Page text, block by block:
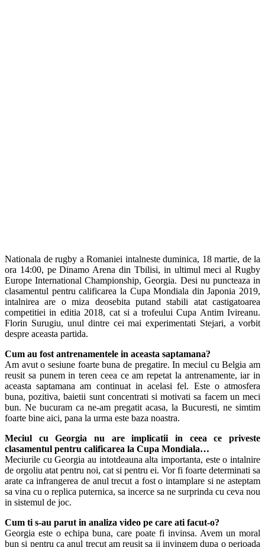
Nationala de rugby a Romaniei intalneste duminica, 18 martie, de la
ora 14:00, pe Dinamo Arena din Tbilisi, in ultimul meci al Rugby
Europe International Championship, Georgia. Desi nu puncteaza in
clasamentul pentru calificarea la Cupa Mondiala din Japonia 2019,
intalnirea are o miza deosebita putand stabili atat castigatoarea
competitiei in editia 2018, cat si a trofeului Cupa Antim Ivireanu.
Florin Surugiu, unul dintre cei mai experimentati Stejari, a vorbit
despre aceasta partida.
Cum au fost antrenamentele in aceasta saptamana?
Am avut o sesiune foarte buna de pregatire. In meciul cu Belgia am
reusit sa punem in teren ceea ce am repetat la antrenamente, iar in
aceasta saptamana am continuat in acelasi fel. Este o atmosfera
buna, pozitiva, baietii sunt concentrati si motivati sa facem un meci
bun. Ne bucuram ca ne-am pregatit acasa, la Bucuresti, ne simtim
foarte bine aici, pana la urma este baza noastra.
Meciul cu Georgia nu are implicatii in ceea ce priveste
clasamentul pentru calificarea la Cupa Mondiala…
Meciurile cu Georgia au intotdeauna alta importanta, este o intalnire
de orgoliu atat pentru noi, cat si pentru ei. Vor fi foarte determinati sa
arate ca infrangerea de anul trecut a fost o intamplare si ne asteptam
sa vina cu o replica puternica, sa incerce sa ne surprinda cu ceva nou
in sistemul de joc.
Cum ti s-au parut in analiza video pe care ati facut-o?
Georgia este o echipa buna, care poate fi invinsa. Avem un moral
bun si pentru ca anul trecut am reusit sa ii invingem dupa o perioada